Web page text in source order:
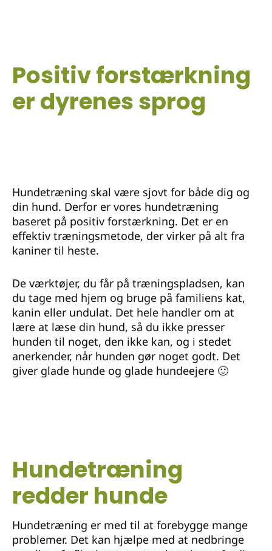
Positiv forstærkning
er dyrenes sprog
Hundetræning skal være sjovt for både dig og
din hund. Derfor er vores hundetræning
baseret på positiv forstærkning. Det er en
effektiv træningsmetode, der virker på alt fra
kaniner til heste.
De værktøjer, du får på træningspladsen, kan
du tage med hjem og bruge på familiens kat,
kanin eller undulat. Det hele handler om at
lære at læse din hund, så du ikke presser
hunden til noget, den ikke kan, og i stedet
anerkender, når hunden gør noget godt. Det
giver glade hunde og glade hundeejere 🙂
Hundetræning
redder hunde
Hundetræning er med til at forebygge mange
problemer. Det kan hjælpe med at nedbringe